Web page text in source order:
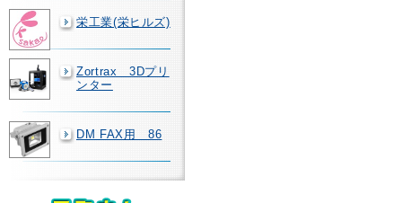
栄工業(栄ヒルズ)
Zortrax 3Dプリ
ンター
DM FAX用 86